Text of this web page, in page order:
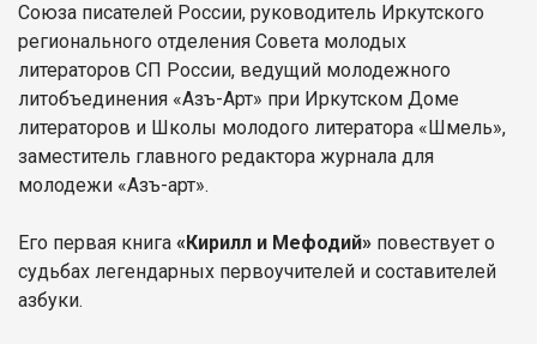
Союза писателей России, руководитель Иркутского
регионального отделения Совета молодых
литераторов СП России, ведущий молодежного
литобъединения «Азъ-Арт» при Иркутском Доме
литераторов и Школы молодого литератора «Шмель»,
заместитель главного редактора журнала для
молодежи «Азъ-арт».
Его первая книга «Кирилл и Мефодий» повествует о
судьбах легендарных первоучителей и составителей
азбуки.